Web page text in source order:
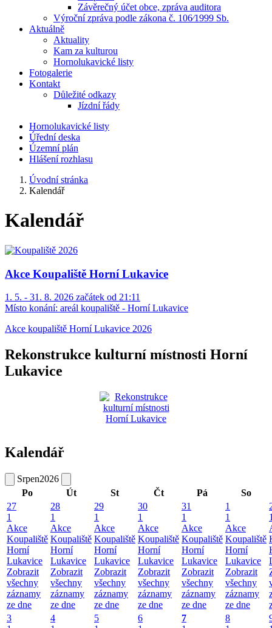
Závěrečný účet obce, zpráva auditora
Výroční zpráva podle zákona č. 106⁄1999 Sb.
Aktuálně
Aktuality
Kam za kulturou
Hornolukavické listy
Fotogalerie
Kontakt
Důležité odkazy
Jízdní řády
Hornolukavické listy
Úřední deska
Územní plán
Hlášení rozhlasu
Úvodní stránka
Kalendář
Kalendář
Akce Koupaliště Horní Lukavice
1. 5. - 31. 8. 2026 začátek od 21:11
Místo konání: areál koupaliště - Horní Lukavice
Akce koupaliště Horní Lukavice 2026
Rekonstrukce kulturní místnosti Horní
Lukavice
Kalendář
Srpen2026
Po
Út St Čt Pá
So
27
1
Akce
Koupaliště
Horní
Lukavice
Zobrazit
všechny
záznamy
ze dne
28
1
Akce
Koupaliště
Horní
Lukavice
Zobrazit
všechny
záznamy
ze dne
29
1
Akce
Koupaliště
Horní
Lukavice
Zobrazit
všechny
záznamy
ze dne
30
1
Akce
Koupaliště
Horní
Lukavice
Zobrazit
všechny
záznamy
ze dne
31
1
Akce
Koupaliště
Horní
Lukavice
Zobrazit
všechny
záznamy
ze dne
1
1
Akce
Koupaliště
Horní
Lukavice
Zobrazit
všechny
záznamy
ze dne
3
4
5
6
7
8